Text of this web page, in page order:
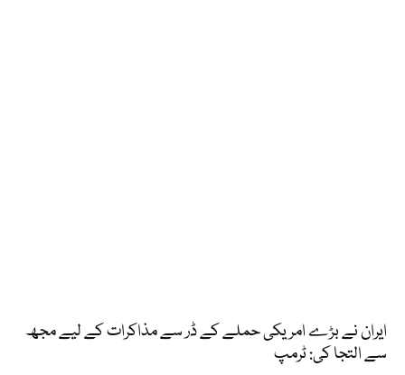
ایران نے بڑے امریکی حملے کے ڈر سے مذاکرات کے لیے مجھ
سے التجا کی: ٹرمپ